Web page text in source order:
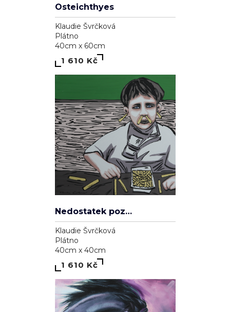
Klaudie Švrčková
Plátno
40cm x 60cm
1 610 Kč
Klaudie Švrčková
Plátno
40cm x 40cm
1 610 Kč